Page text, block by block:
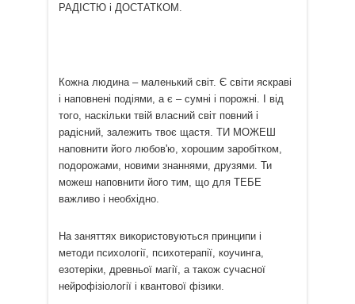
РАДІСТЮ і ДОСТАТКОМ.
Кожна людина – маленький світ. Є світи яскраві
і наповнені подіями, а є – сумні і порожні. І від
того, наскільки твій власний світ повний і
радісний, залежить твоє щастя. ТИ МОЖЕШ
наповнити його любов'ю, хорошим заробітком,
подорожами, новими знаннями, друзями. Ти
можеш наповнити його тим, що для ТЕБЕ
важливо і необхідно.
На заняттях використовуються принципи і
методи психології, психотерапії, коучинга,
езотеріки, древньої магії, а також сучасної
нейрофізіології і квантової фізики.